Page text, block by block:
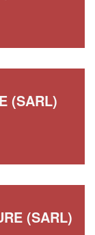
(SARL)
(SARL)